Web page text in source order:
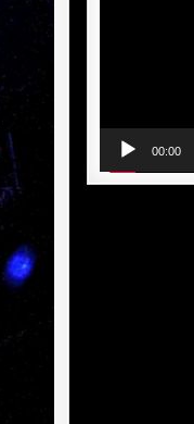
00:00